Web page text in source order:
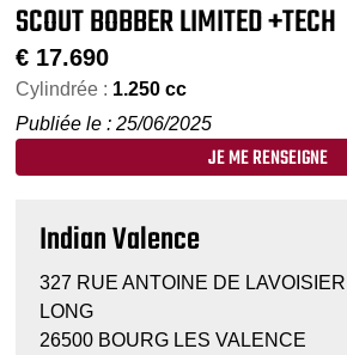
SCOUT BOBBER LIMITED +TECH
€ 17.690
Cylindrée : 1.250 cc
Publiée le : 25/06/2025
JE ME RENSEIGNE
Indian Valence
327 RUE ANTOINE DE
LONG
26500 BOURG LES VALENCE